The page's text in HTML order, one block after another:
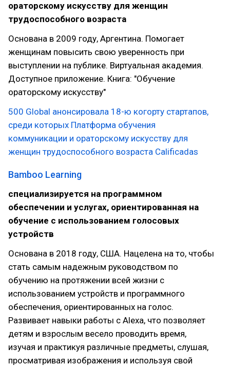
ораторскому искусству для женщин
трудоспособного возраста
Основана в 2009 году, Аргентина. Помогает
женщинам повысить свою уверенность при
выступлении на публике. Виртуальная академия.
Доступное приложение. Книга: "Обучение
ораторскому искусству"
500 Global анонсировала 18-ю когорту стартапов,
среди которых Платформа обучения
коммуникации и ораторскому искусству для
женщин трудоспособного возраста Calificadas
Bamboo Learning
специализируется на программном
обеспечении и услугах, ориентированная на
обучение с использованием голосовых
устройств
Основана в 2018 году, США. Нацелена на то, чтобы
стать самым надежным руководством по
обучению на протяжении всей жизни с
использованием устройств и программного
обеспечения, ориентированных на голос.
Развивает навыки работы с Alexa, что позволяет
детям и взрослым весело проводить время,
изучая и практикуя различные предметы, слушая,
просматривая изображения и используя свой